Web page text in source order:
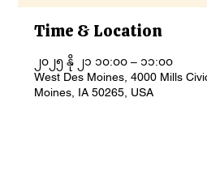
Time & Location
၂၀၂၅ နို ၂၁ ၁၀:၀၀ – ၁၁:၀၀
West Des Moines, 4000 Mills
Moines, IA 50265, USA